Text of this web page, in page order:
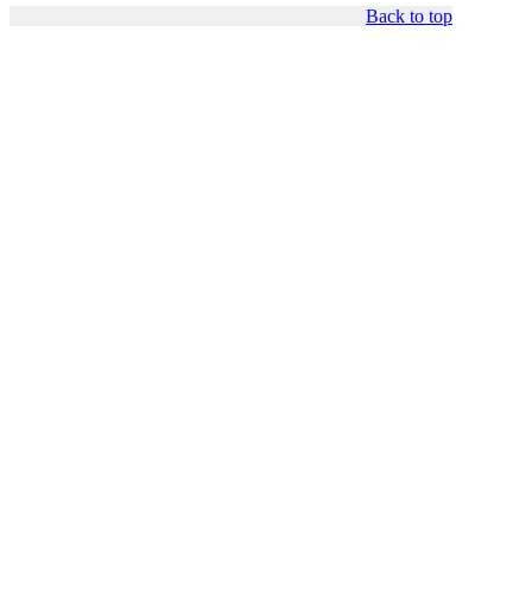
Back to top